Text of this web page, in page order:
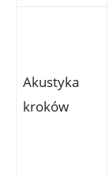
Akustyka
kroków